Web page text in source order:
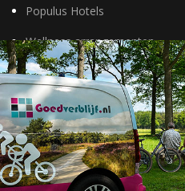
Populus Hotels
Wellness arrangementen
3=2 aanbiedingen
Fietsarrangementen
Kerstarrangementen
Halfpension arrangementen
Oud & nieuw arrangementen
Fietsen van hotel naar hotel
Wandelen van hotel naar hotel
Wildarrangementen